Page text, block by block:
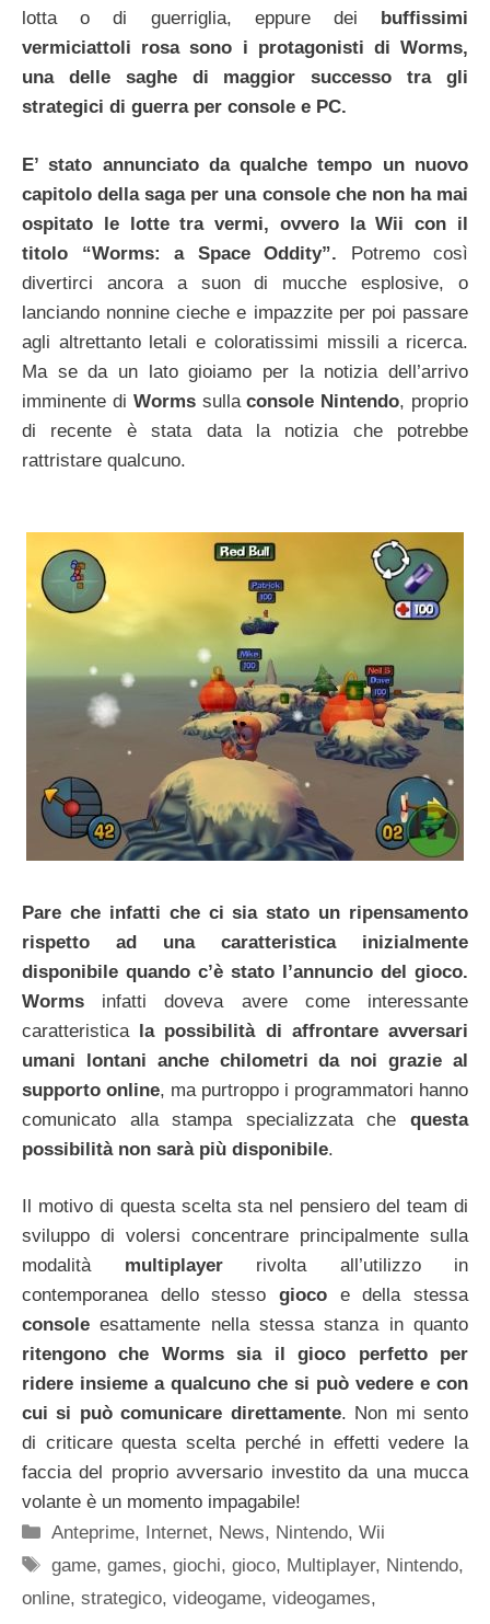
lotta o di guerriglia, eppure dei buffissimi
vermiciattoli rosa sono i protagonisti di Worms,
una delle saghe di maggior successo tra gli
strategici di guerra per console e PC.
E’ stato annunciato da qualche tempo un nuovo
capitolo della saga per una console che non ha mai
ospitato le lotte tra vermi, ovvero la Wii con il
titolo “Worms: a Space Oddity”. Potremo così
divertirci ancora a suon di mucche esplosive, o
lanciando nonnine cieche e impazzite per poi passare
agli altrettanto letali e coloratissimi missili a ricerca.
Ma se da un lato gioiamo per la notizia dell’arrivo
imminente di Wormssullaconsole Nintendo, proprio
di recente è stata data la notizia che potrebbe
rattristare qualcuno.
Pare che infatti che ci sia stato un ripensamento
rispetto ad una caratteristica inizialmente
disponibile quando c’è stato l’annuncio del gioco.
Worms infatti doveva avere come interessante
caratteristica la possibilità di affrontare avversari
umani lontani anche chilometri da noi grazie al
supporto online, ma purtroppo i programmatori hanno
comunicato alla stampa specializzata che questa
possibilità non sarà più disponibile.
Il motivo di questa scelta sta nel pensiero del team di
sviluppo di volersi concentrare principalmente sulla
modalità multiplayer rivolta all’utilizzo in
contemporanea dello stesso gioco e della stessa
consoleesattamente nella stessa stanza in quanto
ritengono che Worms sia il gioco perfetto per
ridere insieme a qualcuno che si può vedere e con
cui si può comunicare direttamente. Non mi sento
di criticare questa scelta perché in effetti vedere la
faccia del proprio avversario investito da una mucca
volante è un momento impagabile!
Categorie
Anteprime, Internet, News, Nintendo,Wii
Tag
game,games,giochi,gioco, Multiplayer, Nintendo,
online, strategico, videogame, videogames,